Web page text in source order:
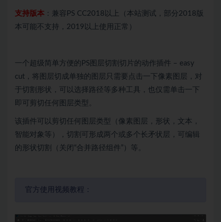
支持版本 ：兼容PS CC2018以上（本站测试，部分2018版
本可能不支持，2019以上使用正常）
一个超级简单方便的PS图层切割切片的动作插件 – easy
cut，将图层切成单独的图层只需要点击一下像素图层，对
于切割形状，可以选择路径等多种工具，也仅需单击一下
即可剪切任何图层类型。
该插件可以剪切任何图层类型（像素图层，形状，文本，
智能对象等），切割可形成两个或多个长矛状层，可编辑
的形状切割（关闭“合并路径组件”）等。
官方使用视频教程：